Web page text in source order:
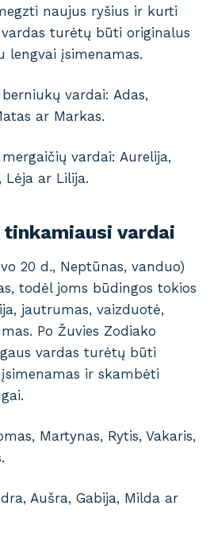
naujus ryšius ir kurti
turėtų būti originalus
lengvai įsimenamas.
vardai: Adas,
ar Markas.
vardai: Aurelija,
Lėja ar Lilija.
vardai
20 d., Neptūnas, vanduo)
todėl joms būdingos tokios
jautrumas, vaizduotė,
Po Žuvies Zodiako
vardas turėtų būti
ir skambėti
Martynas, Rytis, Vakaris,
Aušra, Gabija, Milda ar